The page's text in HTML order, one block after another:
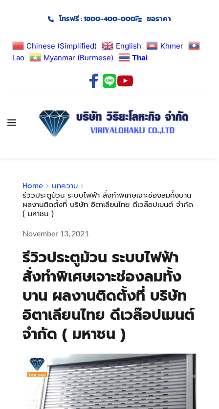
Chinese (Simplified) English
Khmer
Lao
Myanmar (Burmese) Thai
โทรฟรี : 1800-400-000 ขอราคา
Home
บทความ
รีวิวประตูม้วน ระบบไฟฟ้า สั่งทำพิเศษเจาะช่องลมทั้งบาน
ผลงานติดตั้งที่ บริษัท อิตาเลียนไทย ดีเวล๊อปเมนต์ จำกัด
( มหาชน )
November 13, 2021
รีวิวประตูม้วน ระบบไฟฟ้า
สั่งทำพิเศษเจาะช่องลมทั้ง
บาน ผลงานติดตั้งที่ บริษัท
อิตาเลียนไทย ดีเวล๊อปเมนต์
จำกัด ( มหาชน )